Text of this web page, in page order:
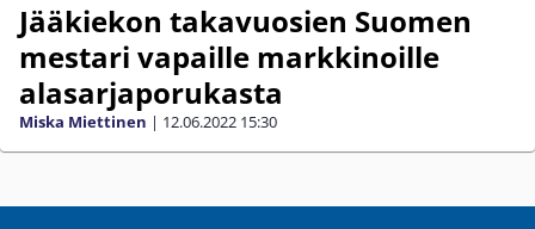
Jääkiekon takavuosien Suomen
mestari vapaille markkinoille
alasarjaporukasta
Miska Miettinen | 12.06.2022 15:30